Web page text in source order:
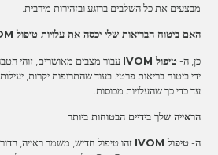
מבצעים את כל השלבים ברוגע ובזהירות מירבית.
האם ביטוח הבריאות שלי יכסה את עלויות טיפול IVOM?
כן, ה- טיפול IVOM
עבור מצבים מאושרים, זוהי
ידי ביטוח בריאות פרטי. בעוד שהתרופות יקרות,
עד כדי כך שהעלויות מכוסות.
הראייה שלך בידיים הבטוחות ביותר
ה- טיפול IVOM
זהו טיפול חדיש, משמר ראייה,